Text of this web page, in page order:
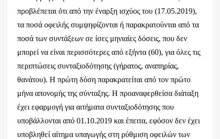
προβλέπεται ότι από την έναρξη ισχύος του (17.05.2019),
τα ποσά οφειλής συμψηφίζονται ή παρακρατούνται από τα
ποσά των συντάξεων σε ίσες μηνιαίες δόσεις, που δεν
μπορεί να είναι περισσότερες από εξήντα (60), για όλες τις
περιπτώσεις συνταξιοδότησης (γήρατος, αναπηρίας,
θανάτου). Η πρώτη δόση παρακρατείται από τον πρώτο
μήνα απονομής της σύνταξης. Η προαναφερθείσα διάταξη
έχει εφαρμογή για αιτήματα συνταξιοδότησης που
υποβάλλονται από 01.10.2019 και έπειτα, εφόσον δεν έχει
υποβληθεί αίτημα υπαγωγής στη ρύθμιση οφειλών των